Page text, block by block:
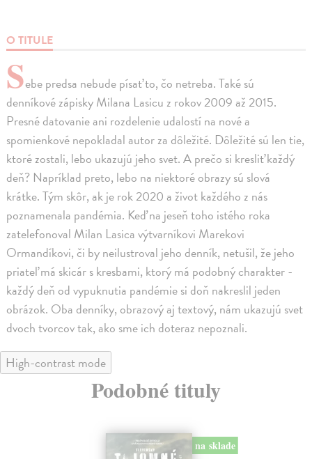
O TITULE
Sebe predsa nebude písať to, čo netreba. Také sú
denníkové zápisky Milana Lasicu z rokov 2009 až 2015.
Presné datovanie ani rozdelenie udalostí na nové a
spomienkové nepokladal autor za dôležité. Dôležité sú len tie,
ktoré zostali, lebo ukazujú jeho svet. A prečo si kresliť každý
deň? Napríklad preto, lebo na niektoré obrazy sú slová
krátke. Tým skôr, ak je rok 2020 a život každého z nás
poznamenala pandémia. Keď na jeseň toho istého roka
zatelefonoval Milan Lasica výtvarníkovi Marekovi
Ormandíkovi, či by neilustroval jeho denník, netušil, že jeho
priateľ má skicár s kresbami, ktorý má podobný charakter -
každý deň od vypuknutia pandémie si doň nakreslil jeden
obrázok. Oba denníky, obrazový aj textový, nám ukazujú svet
dvoch tvorcov tak, ako sme ich doteraz nepoznali.
High-contrast mode
Podobné tituly
na sklade